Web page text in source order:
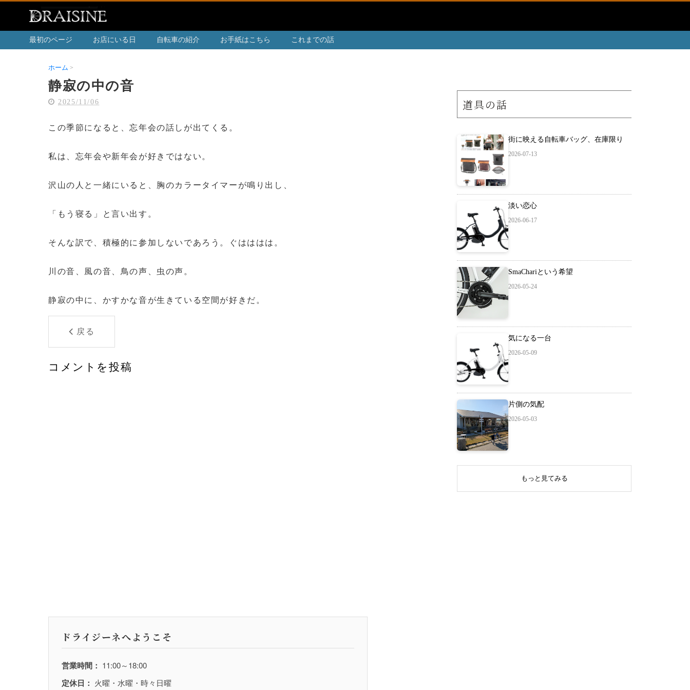
最初のページ お店にいる日 自転車の紹介 お手紙はこちら これまでの話
ホーム
静寂の中の音
2025/11/06
この季節になると、忘年会の話しが出てくる。
私は、忘年会や新年会が好きではない。
沢山の人と一緒にいると、胸のカラータイマーが鳴り出し、
「もう寝る」と言い出す。
そんな訳で、積極的に参加しないであろう。ぐはははは。
川の音、風の音、鳥の声、虫の声。
静寂の中に、かすかな音が生きている空間が好きだ。
戻る
コメントを投稿
ドライジーネへようこそ
営業時間： 11:00～18:00
定休日： 火曜・水曜・時々日曜
道具の話
街に映える自転車バッグ、在庫限り
2026-07-13
淡い恋心
2026-06-17
SmaChariという希望
2026-05-24
気になる一台
2026-05-09
片側の気配
2026-05-03
もっと見てみる